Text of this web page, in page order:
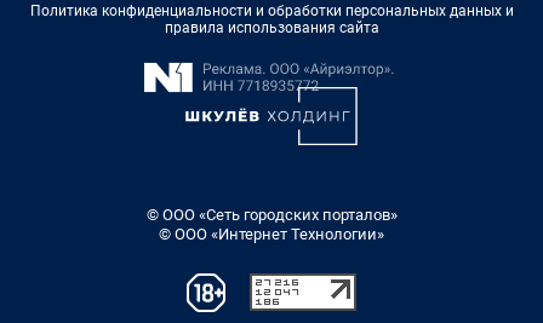
Политика конфиденциальности и обработки персональных данных и
правила использования сайта
© ООО «Сеть городских порталов»
© ООО «Интернет Технологии»